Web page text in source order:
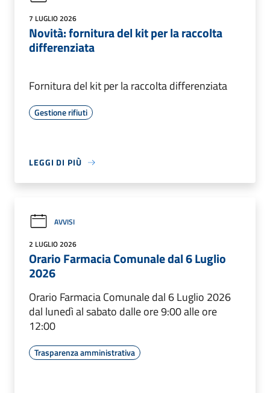
7 LUGLIO 2026
Novità: fornitura del kit per la raccolta
differenziata
Fornitura del kit per la raccolta differenziata
Gestione rifiuti
LEGGI DI PIÙ
AVVISI
2 LUGLIO 2026
Orario Farmacia Comunale dal 6 Luglio
2026
Orario Farmacia Comunale dal 6 Luglio 2026
dal lunedì al sabato dalle ore 9:00 alle ore
12:00
Trasparenza amministrativa